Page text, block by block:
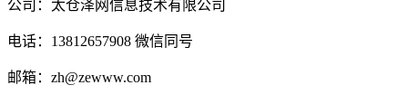
公司：太仓泽网信息技术有限公司
电话：13812657908 微信同号
邮箱：zh@zewww.com